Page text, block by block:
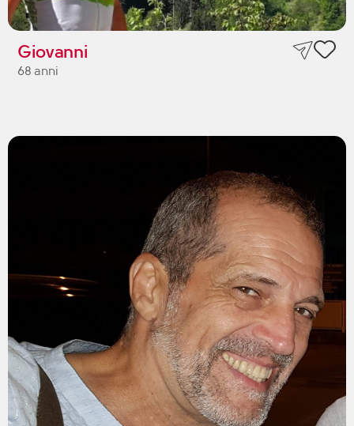
Giovanni
68 anni